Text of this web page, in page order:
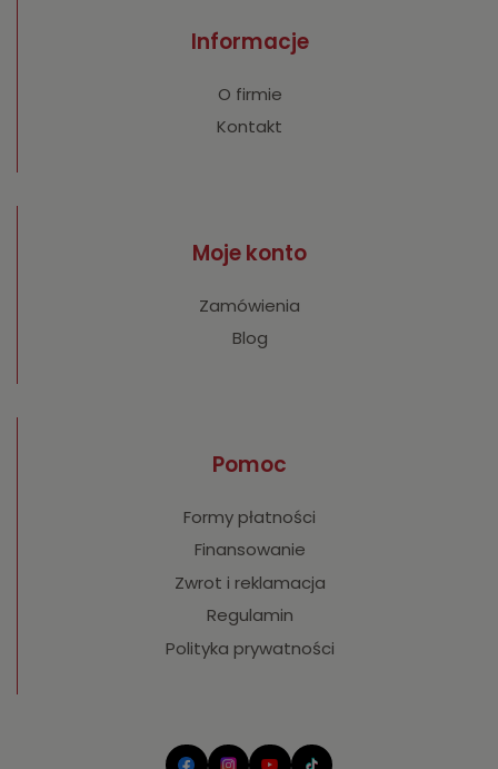
Informacje
O firmie
Kontakt
Moje konto
Zamówienia
Blog
Pomoc
Formy płatności
Finansowanie
Zwrot i reklamacja
Regulamin
Polityka prywatności